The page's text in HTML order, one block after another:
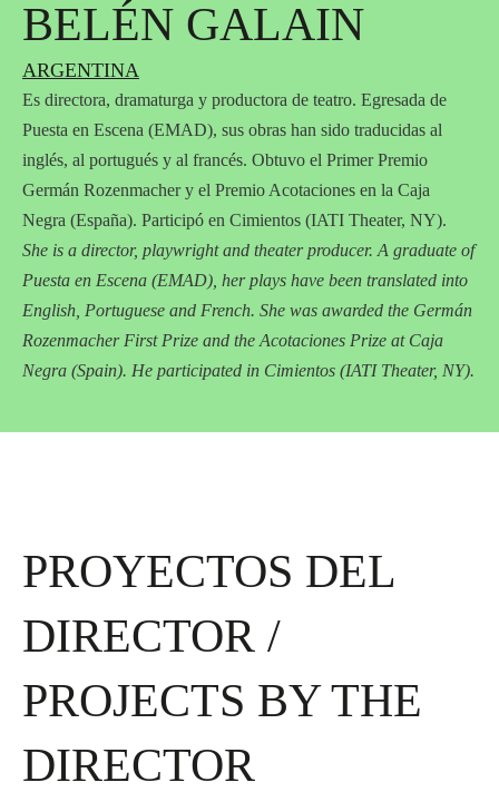
BELÉN GALAIN
ARGENTINA
Es directora, dramaturga y productora de teatro. Egresada de
Puesta en Escena (EMAD), sus obras han sido traducidas al
inglés, al portugués y al francés. Obtuvo el Primer Premio
Germán Rozenmacher y el Premio Acotaciones en la Caja
Negra (España). Participó en Cimientos (IATI Theater, NY).
She is a director, playwright and theater producer. A graduate of
Puesta en Escena (EMAD), her plays have been translated into
English, Portuguese and French. She was awarded the Germán
Rozenmacher First Prize and the Acotaciones Prize at Caja
Negra (Spain). He participated in Cimientos (IATI Theater, NY).
PROYECTOS DEL
DIRECTOR /
PROJECTS BY THE
DIRECTOR